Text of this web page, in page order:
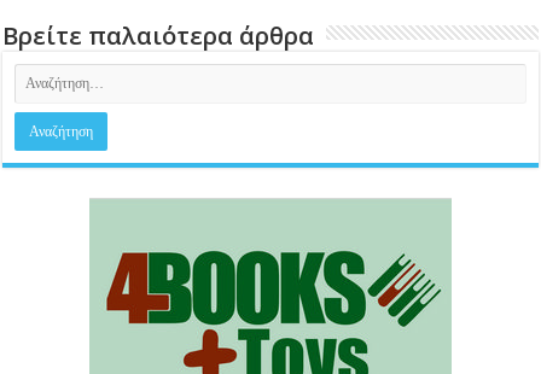
Βρείτε παλαιότερα άρθρα